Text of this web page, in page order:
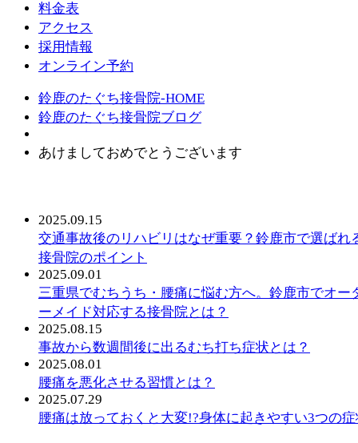
料金表
アクセス
採用情報
オンライン予約
鈴鹿のたぐち接骨院-HOME
鈴鹿のたぐち接骨院ブログ
あけましておめでとうございます
2025.09.15
交通事故後のリハビリはなぜ重要？鈴鹿市で選ばれ
接骨院のポイント
2025.09.01
三重県でむちうち・腰痛に悩む方へ。鈴鹿市でオー
ーメイド対応する接骨院とは？
2025.08.15
事故から数週間後に出るむち打ち症状とは？
2025.08.01
腰痛を悪化させる習慣とは？
2025.07.29
腰痛は放っておくと大変!?身体に起きやすい3つの